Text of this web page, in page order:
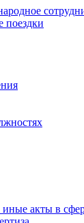
поездки
акты в